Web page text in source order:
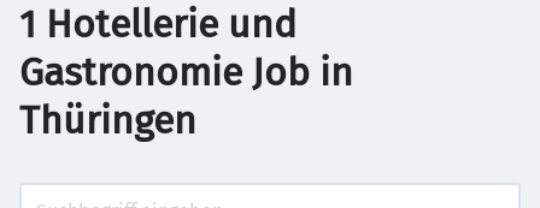
1 Hotellerie und
Gastronomie Job in
Thüringen